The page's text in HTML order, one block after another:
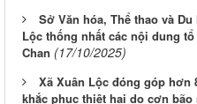
Sở Văn hóa, Thể thao và
Lộc thống nhất các nội dung
Chan (17/10/2025)
Xã Xuân Lộc đóng góp hơn
khắc phục thiệt hại do cơn bão